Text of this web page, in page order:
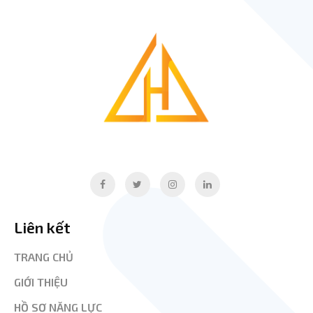
Liên kết
TRANG CHỦ
GIỚI THIỆU
HỒ SƠ NĂNG LỰC